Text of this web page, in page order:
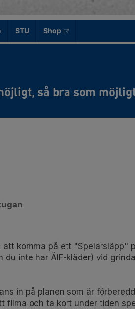
STU Shop
komma på ett "Spelarsläpp"
du inte har ÄIF-kläder) vid
in på planen som är
filma och ta kort under tiden